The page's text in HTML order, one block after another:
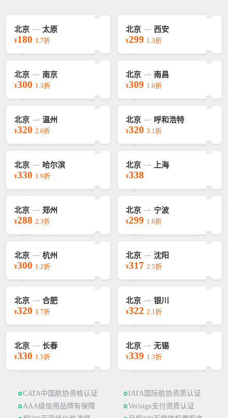
北京 太原
¥180 1.7折
北京 西安
¥299 1.3折
北京 南京
¥300 1.3折
北京 南昌
¥309 1.6折
北京 温州
¥320 2.0折
北京 呼和浩特
¥320 3.1折
北京 哈尔滨
¥330 1.9折
北京 上海
¥338
北京 郑州
¥288 2.3折
北京 宁波
¥299 1.6折
北京 杭州
¥300 1.2折
北京 沈阳
¥317 2.5折
北京 合肥
¥320 1.7折
北京 银川
¥322 2.1折
北京 长春
¥330 1.5折
北京 无锡
¥339 1.3折
CATA中国航协资格认证
IATA国际航协资质认证
AAA级信用品牌有保障
Verisign支付资质认证